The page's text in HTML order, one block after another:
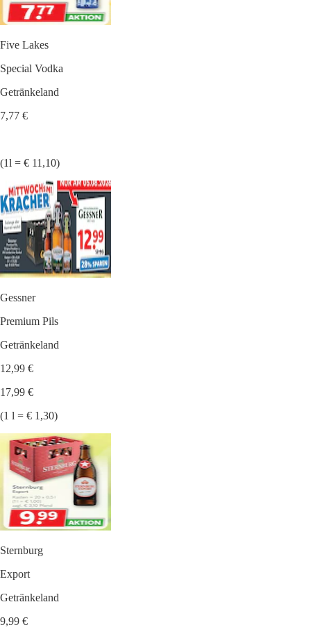
Five Lakes
Special Vodka
Getränkeland
7,77 €
(1l = € 11,10)
Gessner
Premium Pils
Getränkeland
12,99 €
17,99 €
(1 l = € 1,30)
Sternburg
Export
Getränkeland
9,99 €